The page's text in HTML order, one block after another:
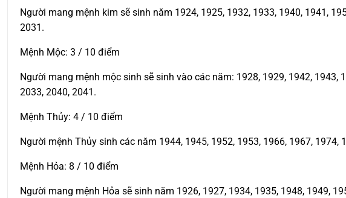
Người mang mệnh kim sẽ sinh năm 1924, 1925, 1932, 1933, 1940, 1941,
2031.
Mệnh Mộc: 3 / 10 điểm
Người mang mệnh mộc sinh sẽ sinh vào các năm: 1928, 1929, 1942, 1943,
2033, 2040, 2041.
Mệnh Thủy: 4 / 10 điểm
Người mệnh Thủy sinh các năm 1944, 1945, 1952, 1953, 1966, 1967,
Mệnh Hỏa: 8 / 10 điểm
Người mang mệnh Hỏa sẽ sinh năm 1926, 1927, 1934, 1935, 1948, 1949,